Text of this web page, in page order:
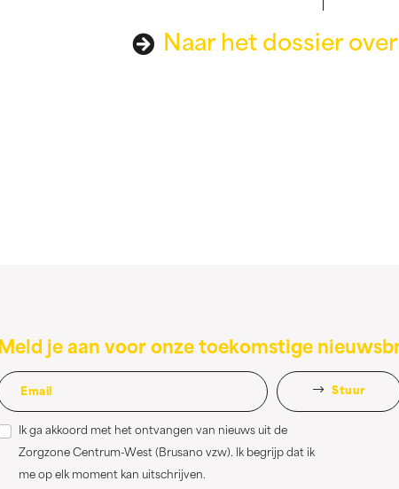
Naar het dossier
Meld je aan voor onze toekomstige
Stuur
Ik ga akkoord met het ontvangen van nieuws uit de
Zorgzone Centrum-West (Brusano vzw). Ik begrijp dat ik
me op elk moment kan uitschrijven.